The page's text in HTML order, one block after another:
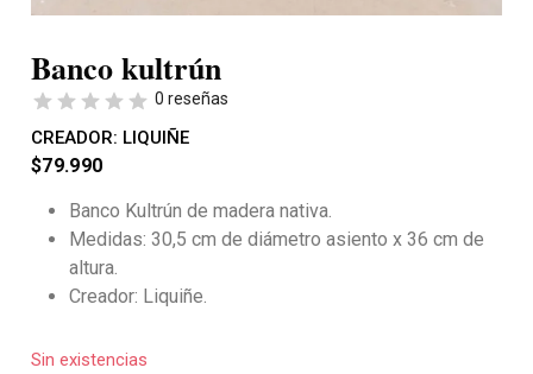
Banco kultrún
0 reseñas
CREADOR: LIQUIÑE
$79.990
Banco Kultrún de madera nativa.
Medidas: 30,5 cm de diámetro asiento x 36 cm de
altura.
Creador: Liquiñe.
Sin existencias